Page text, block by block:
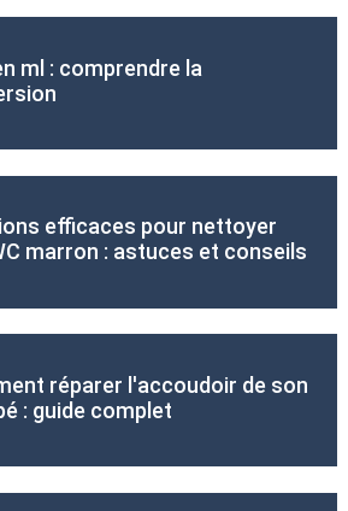
ml : comprendre la
efficaces pour nettoyer
marron : astuces et conseils
réparer l'accoudoir de son
: guide complet